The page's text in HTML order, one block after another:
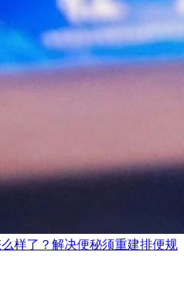
样了？解决便秘须重建排便规